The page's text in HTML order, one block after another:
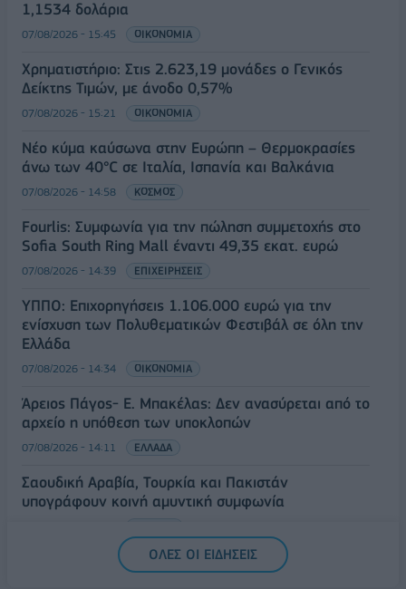
1,1534 δολάρια
07/08/2026 - 15:45 ΟΙΚΟΝΟΜΙΑ
Χρηματιστήριο: Στις 2.623,19 μονάδες ο Γενικός
Δείκτης Τιμών, με άνοδο 0,57%
07/08/2026 - 15:21 ΟΙΚΟΝΟΜΙΑ
Νέο κύμα καύσωνα στην Ευρώπη – Θερμοκρασίες
άνω των 40°C σε Ιταλία, Ισπανία και Βαλκάνια
07/08/2026 - 14:58 ΚΟΣΜΟΣ
Fourlis: Συμφωνία για την πώληση συμμετοχής στο
Sofia South Ring Mall έναντι 49,35 εκατ. ευρώ
07/08/2026 - 14:39 ΕΠΙΧΕΙΡΗΣΕΙΣ
ΥΠΠΟ: Επιχορηγήσεις 1.106.000 ευρώ για την
ενίσχυση των Πολυθεματικών Φεστιβάλ σε όλη την
Ελλάδα
07/08/2026 - 14:34 ΟΙΚΟΝΟΜΙΑ
Άρειος Πάγος- Ε. Μπακέλας: Δεν ανασύρεται από το
αρχείο η υπόθεση των υποκλοπών
07/08/2026 - 14:11 ΕΛΛΑΔΑ
Σαουδική Αραβία, Τουρκία και Πακιστάν
υπογράφουν κοινή αμυντική συμφωνία
ΟΛΕΣ ΟΙ ΕΙΔΗΣΕΙΣ